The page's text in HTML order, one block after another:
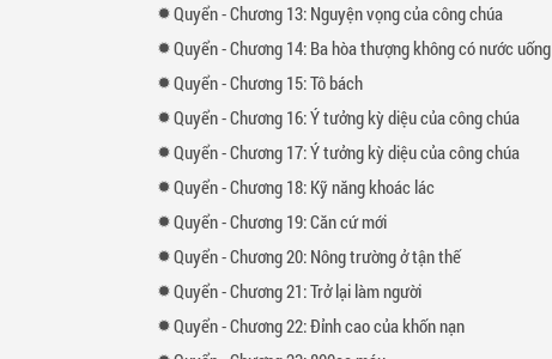
Quyển-Chương 13: Nguyện vọng của công chúa
Quyển-Chương 14: Ba hòa thượng không có nước uống
Quyển-Chương 15: Tô bách
Quyển-Chương 16: Ý tưởng kỳ diệu của công chúa
Quyển-Chương 17: Ý tưởng kỳ diệu của công chúa
Quyển-Chương 18: Kỹ năng khoác lác
Quyển-Chương 19: Căn cứ mới
Quyển-Chương20: Nông trường ở tận thế
Quyển-Chương21: Trở lại làm người
Quyển-Chương22: Đỉnh cao của khốn nạn